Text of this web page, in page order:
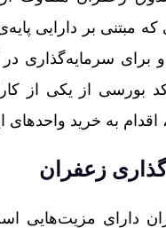
مبتنی بر دارایی
و برای سرمایه‌­گذاری
بورسی از یکی از
به خرید واحدهای
زعفران
دارای مزیت‌هایی